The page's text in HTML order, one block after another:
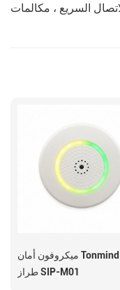
ميكروفون أمان Tonmind IP
طراز SIP-M01